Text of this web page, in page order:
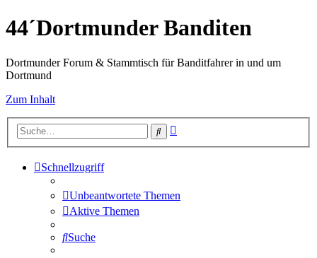
44´Dortmunder Banditen
Dortmunder Forum & Stammtisch für Banditfahrer in und um
Dortmund
Zum Inhalt
Suche
Schnellzugriff
Unbeantwortete Themen
Aktive Themen
Suche